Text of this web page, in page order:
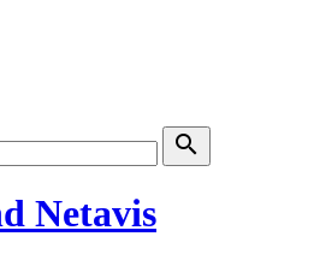
search
Netavis